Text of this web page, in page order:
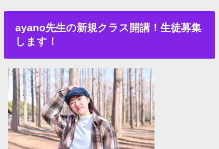
ayano先生の新規クラス開講！生徒募集
します！